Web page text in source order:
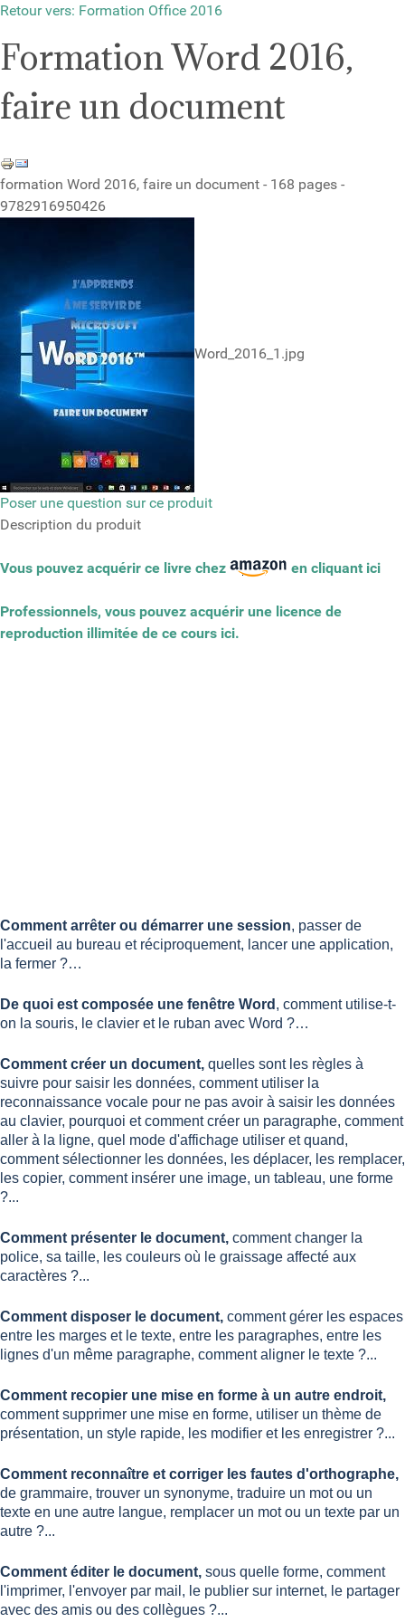
Retour vers: Formation Office 2016
Formation Word 2016,
faire un document
formation Word 2016, faire un document - 168 pages -
9782916950426
Word_2016_1.jpg
Poser une question sur ce produit
Description du produit
Vous pouvez acquérir ce livre chez en cliquant ici
Professionnels, vous pouvez acquérir une licence de
reproduction illimitée de ce cours ici.
Comment arrêter ou démarrer une session, passer de
l'accueil au bureau et réciproquement, lancer une application,
la fermer ?…
De quoi est composée une fenêtre Word , comment utilise-t-
on la souris, le clavier et le ruban avec Word ?…
Comment créer un document, quelles sont les règles à
suivre pour saisir les données, comment utiliser la
reconnaissance vocale pour ne pas avoir à saisir les données
au clavier, pourquoi et comment créer un paragraphe, comment
aller à la ligne, quel mode d'affichage utiliser et quand,
comment sélectionner les données, les déplacer, les remplacer,
les copier, comment insérer une image, un tableau, une forme
?...
Comment présenter le document, comment changer la
police, sa taille, les couleurs où le graissage affecté aux
caractères ?...
Comment disposer le document, comment gérer les espaces
entre les marges et le texte, entre les paragraphes, entre les
lignes d'un même paragraphe, comment aligner le texte ?...
Comment recopier une mise en forme à un autre endroit,
comment supprimer une mise en forme, utiliser un thème de
présentation, un style rapide, les modifier et les enregistrer ?...
Comment reconnaître et corriger les fautes d'orthographe,
de grammaire, trouver un synonyme, traduire un mot ou un
texte en une autre langue, remplacer un mot ou un texte par un
autre ?...
Comment éditer le document, sous quelle forme, comment
l'imprimer, l'envoyer par mail, le publier sur internet, le partager
avec des amis ou des collègues ?...